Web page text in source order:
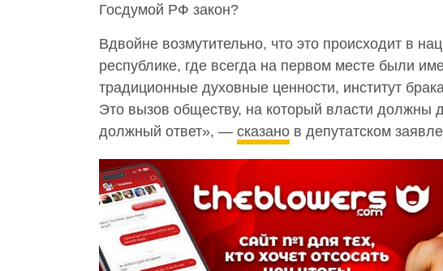
Госдумой РФ закон?
Вдвойне возмутительно, что это происходит в
республике, где всегда на первом месте были
традиционные духовные ценности, институт
Это вызов обществу, на который власти должны
должный ответ», — сказано в депутатском